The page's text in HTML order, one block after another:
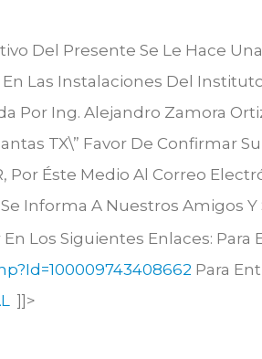
Del Presente Se Le Hace
En Las Instalaciones Del
Por Ing. Alejandro Zamora
TX\” Favor De Confirmar
Por Éste Medio Al Correo
Se Informa A Nuestros Amigos Y
Los Siguientes Enlaces: Para
Para
]]>